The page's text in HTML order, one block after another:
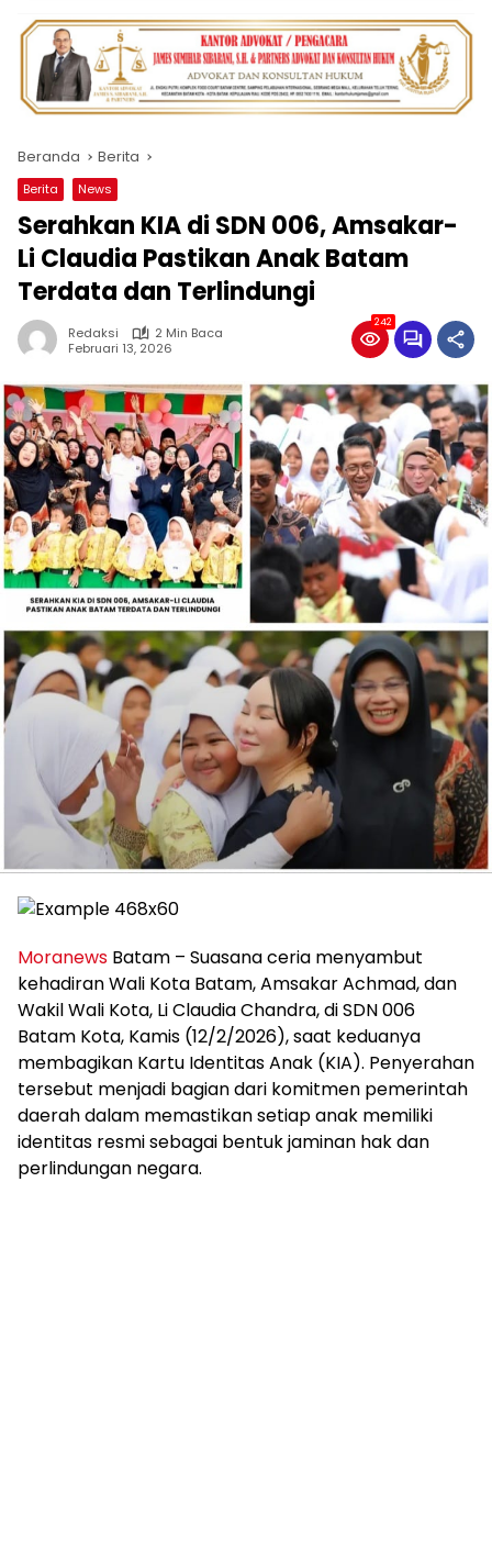
Beranda Berita
Berita News
Serahkan KIA di SDN 006, Amsakar-
Li Claudia Pastikan Anak Batam
Terdata dan Terlindungi
Redaksi
2 Min Baca
Februari 13, 2026
242
Moranews Batam – Suasana ceria menyambut
kehadiran Wali Kota Batam, Amsakar Achmad, dan
Wakil Wali Kota, Li Claudia Chandra, di SDN 006
Batam Kota, Kamis (12/2/2026), saat keduanya
membagikan Kartu Identitas Anak (KIA). Penyerahan
tersebut menjadi bagian dari komitmen pemerintah
daerah dalam memastikan setiap anak memiliki
identitas resmi sebagai bentuk jaminan hak dan
perlindungan negara.